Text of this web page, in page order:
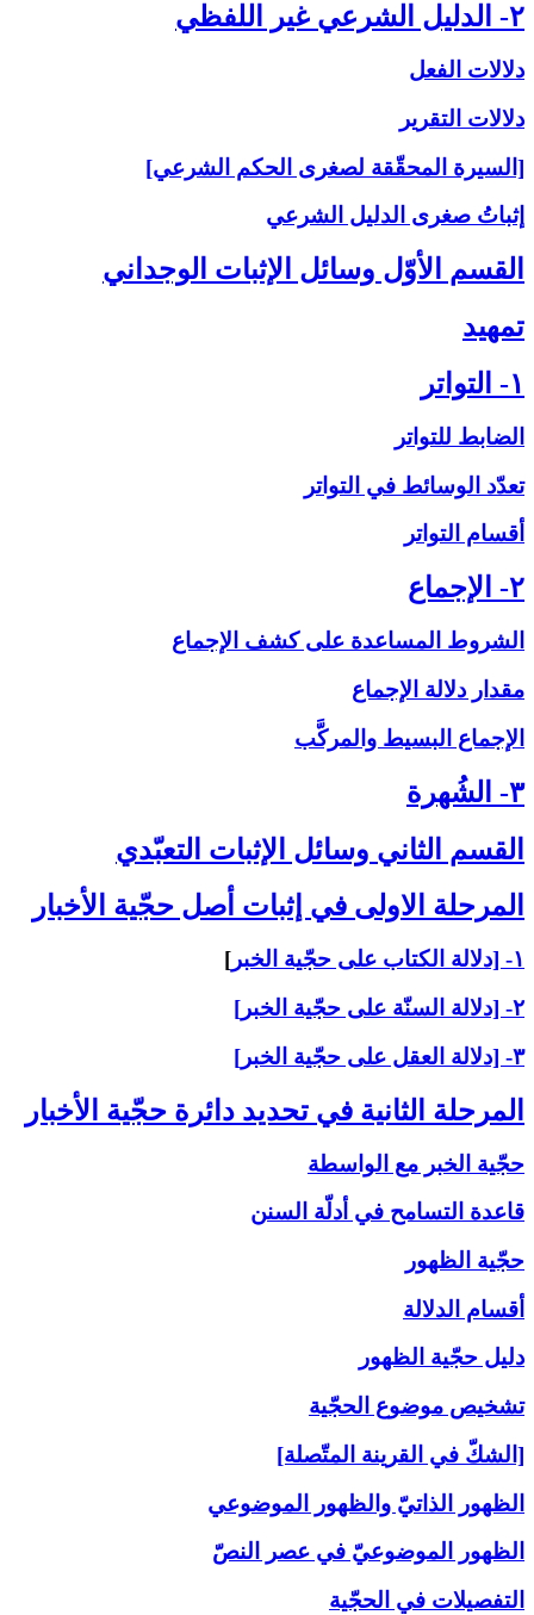
۲- الدليل الشرعي غير اللفظي
دلالات الفعل
دلالات التقرير
[السيرة المحقّقة لصغرى الحكم الشرعي]
إثباتُ‏ صغرى‏ الدليل الشرعي‏
القسم الأوّل وسائل الإثبات الوجداني
تمهيد
۱- التواتر
الضابط للتواتر
تعدّد الوسائط في التواتر
أقسام التواتر
۲- الإجماع‏
الشروط المساعدة على‏ كشف الإجماع
مقدار دلالة الإجماع
الإجماع البسيط والمركَّب
۳- الشُهرة
القسم الثاني ‏وسائل الإثبات التعبّدي‏
المرحلة الاولى ‏في إثبات أصل حجّية الأخبار
۱- [دلالة الكتاب على حجّية الخبر
]
۲- [دلالة السنّة على حجّية الخبر]
۳- [دلالة العقل على حجّية الخبر]
المرحلة الثانية في تحديد دائرة حجّية الأخبار
حجّية الخبر مع الواسطة
قاعدة التسامح في أدلّة السنن
حجّية الظهور
أقسام الدلالة
دليل حجّية الظهور
تشخيص موضوع الحجّية
[الشكّ في القرينة المتّصلة]
الظهور الذاتيّ والظهور الموضوعي
الظهور الموضوعيّ في عصر النصّ
التفصيلات في الحجّية